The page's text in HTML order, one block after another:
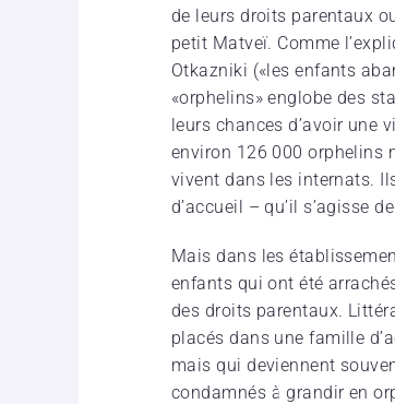
de leurs droits parentaux
petit Matveï. Comme
Otkazniki («les enfants
«orphelins» englobe des
leurs chances d’avoir une
environ 126 000 orphelins
vivent dans les internats.
d’accueil – qu’il s’agisse
Mais dans les
enfants qui ont été
des droits parentaux.
placés dans une famille
mais qui deviennent
condamnés à grandir en